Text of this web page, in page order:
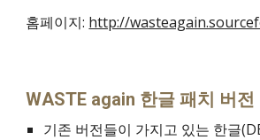
홈페이지: http://
WASTE again 한글 패치 버전
기존 버전들이 가지고 있는 한글